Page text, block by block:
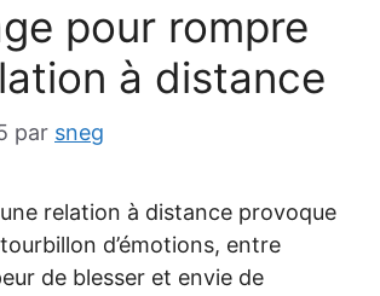
pour rompre
à distance
par sneg
relation à distance provoque
d’émotions, entre
de blesser et envie de